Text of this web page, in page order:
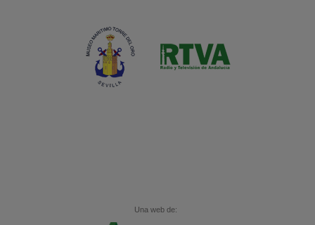
Una web de: